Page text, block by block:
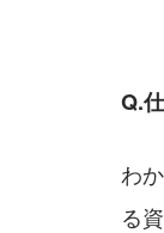
Q.
わ
る